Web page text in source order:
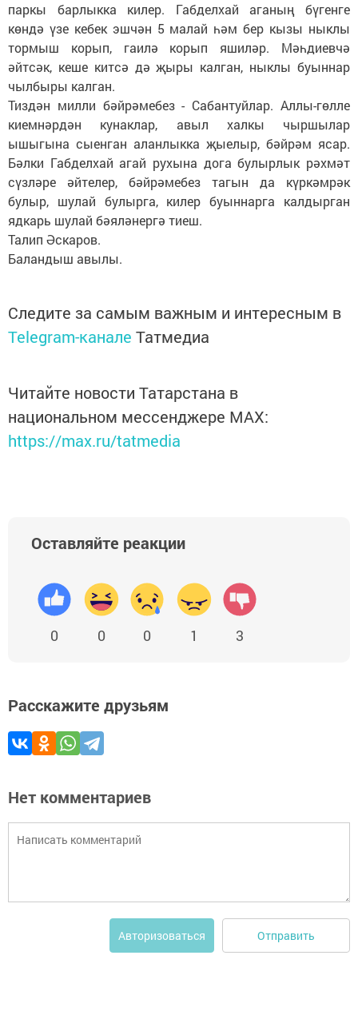
паркы барлыкка килер. Габделхай аганың бүгенге
көндә үзе кебек эшчән 5 малай һәм бер кызы ныклы
тормыш корып, гаилә корып яшиләр. Мәһдиевчә
әйтсәк, кеше китсә дә җыры калган, ныклы буыннар
чылбыры калган.
Тиздән милли бәйрәмебез - Сабантуйлар. Аллы-гөлле
киемнәрдән кунаклар, авыл халкы чыршылар
ышыгына сыенган аланлыкка җыелыр, бәйрәм ясар.
Бәлки Габделхай агай рухына дога булырлык рәхмәт
сүзләре әйтелер, бәйрәмебез тагын да күркәмрәк
булыр, шулай булырга, килер буыннарга калдырган
ядкарь шулай бәяләнергә тиеш.
Талип Әскаров.
Баландыш авылы.
Следите за самым важным и интересным в
Telegram-канале Татмедиа
Читайте новости Татарстана в
национальном мессенджере MАХ:
https://max.ru/tatmedia
Оставляйте реакции
0 0 0 1 3
Расскажите друзьям
Нет комментариев
Авторизоваться Отправить